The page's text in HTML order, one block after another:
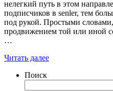
нелегкий путь в этом
подписчиков в senler, тем
под рукой. Простыми
продвижением той или иной
…
Читать далее
Поиск